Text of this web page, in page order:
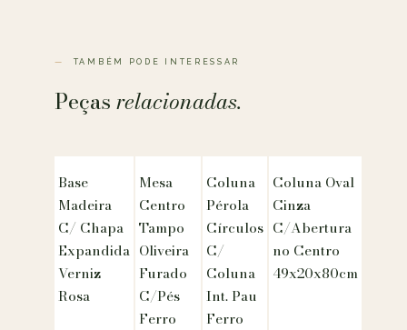
TAMBÉM PODE INTERESSAR
Peçasrelacionadas.
Base
Madeira
C/ Chapa
Expandida
Verniz
Rosa
Mesa
Centro
Tampo
Oliveira
Furado
C/Pés
Ferro
Coluna
Pérola
Círculos
C/
Coluna
Int. Pau
Ferro
Coluna Oval
Cinza
C/Abertura
no Centro
49x20x80cm